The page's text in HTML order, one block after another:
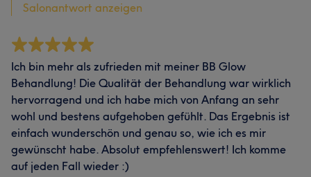
Salonantwort anzeigen
Ich bin mehr als zufrieden mit meiner BB Glow
Behandlung! Die Qualität der Behandlung war wirklich
hervorragend und ich habe mich von Anfang an sehr
wohl und bestens aufgehoben gefühlt. Das Ergebnis ist
einfach wunderschön und genau so, wie ich es mir
gewünscht habe. Absolut empfehlenswert! Ich komme
auf jeden Fall wieder :)